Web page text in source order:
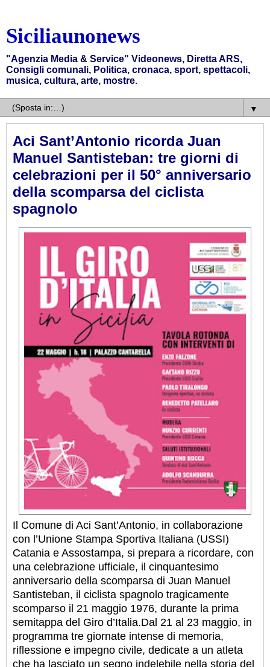
Siciliaunonews
"Agenzia Media & Service" Videonews, Diretta ARS,
Consigli comunali, Politica, cronaca, sport, spettacoli,
musica, cultura, arte, mostre.
▼
Aci Sant’Antonio ricorda Juan
Manuel Santisteban: tre giorni di
celebrazioni per il 50° anniversario
della scomparsa del ciclista
spagnolo
Il Comune di Aci Sant’Antonio, in collaborazione
con l’Unione Stampa Sportiva Italiana (USSI)
Catania e Assostampa, si prepara a ricordare, con
una celebrazione ufficiale, il cinquantesimo
anniversario della scomparsa di Juan Manuel
Santisteban, il ciclista spagnolo tragicamente
scomparso il 21 maggio 1976, durante la prima
semitappa del Giro d’Italia.Dal 21 al 23 maggio, in
programma tre giornate intense di memoria,
riflessione e impegno civile, dedicate a un atleta
che ha lasciato un segno indelebile nella storia del